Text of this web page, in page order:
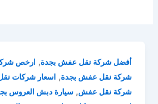
أفضل شركة نقل عفش بجدة, ارخص
شركة نقل عفش بجدة, اسعار شركات
شركة نقل عفش,سيارة دبش العروس